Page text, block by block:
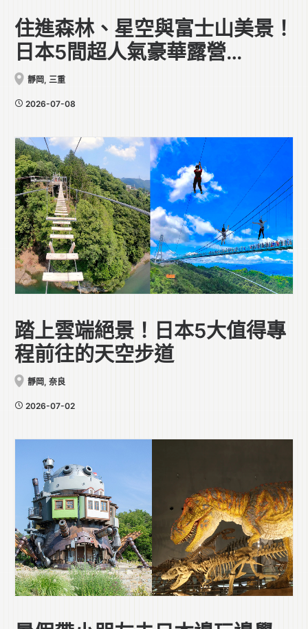
住進森林、星空與富士山美景！
日本5間超人氣豪華露營
Glamping住宿推薦
靜岡, 三重
2026-07-08
踏上雲端絕景！日本5大值得專
程前往的天空步道
靜岡, 奈良
2026-07-02